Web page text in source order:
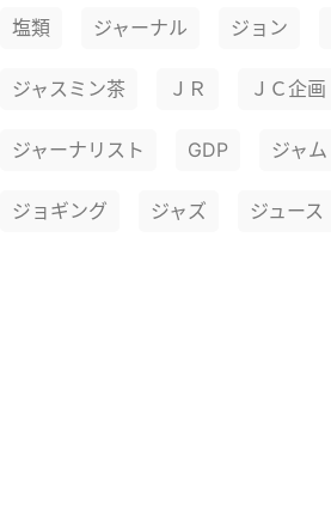
塩類 ジャーナル ジョン
ジャスミン茶 ＪＲ ＪＣ企画
ジャーナリスト GDP ジャム
ジョギング ジャズ ジュース